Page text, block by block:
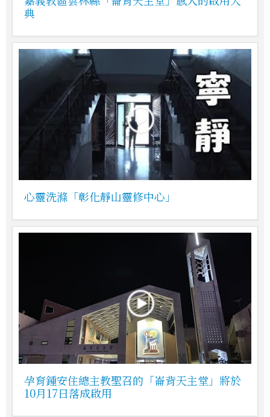
典
心靈洗滌「彰化靜山靈修中心」
孕育鍾安住總主教聖召的「崙背天主堂」將於
10月17日落成啟用